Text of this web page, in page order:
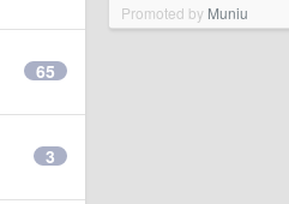
Promoted by Muniu
65
3